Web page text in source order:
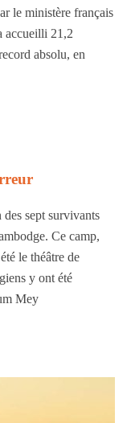
le ministère français
accueilli 21,2
absolu, en
sept survivants
Ce camp,
le théâtre de
y ont été
Mey